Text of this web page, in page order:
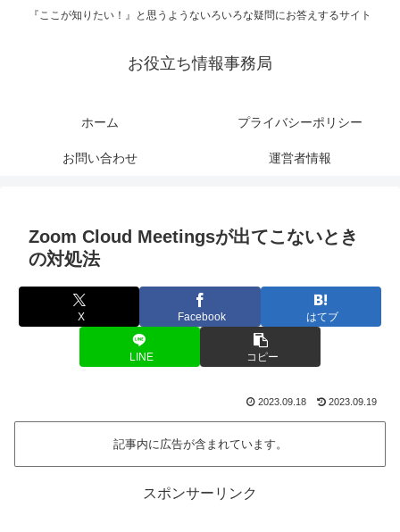
『ここが知りたい！』と思うようないろいろな疑問にお答えするサイト
お役立ち情報事務局
ホーム プライバシーポリシー
お問い合わせ 運営者情報
Zoom Cloud Meetingsが出てこないとき
の対処法
X Facebook はてブ
LINE コピー
2023.09.18 2023.09.19
記事内に広告が含まれています。
スポンサーリンク